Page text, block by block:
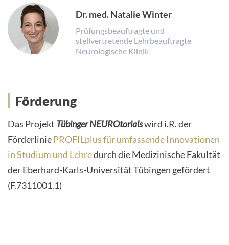
Dr. med. Natalie Winter
Prüfungsbeauftragte und
stellvertretende Lehrbeauftragte
Neurologische Klinik
Förderung
Das Projekt Tübinger NEUROtorialswird i.R. der
FörderliniePROFILplus für umfassende Innovationen
in Studium und Lehredurch die Medizinische Fakultät
der Eberhard-Karls-Universität Tübingen gefördert
(F.7311001.1)